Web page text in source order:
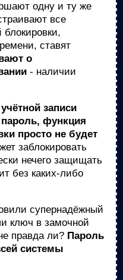
одну и ту же
все
блокировки,
ставят
о
- наличии
записи
функция
просто не будет
заблокировать
нечего защищать
без каких-либо
супернадёжный
ключ в замочной
правда ли? Пароль
системы